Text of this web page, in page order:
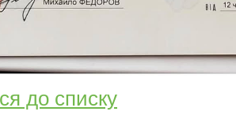
до списку